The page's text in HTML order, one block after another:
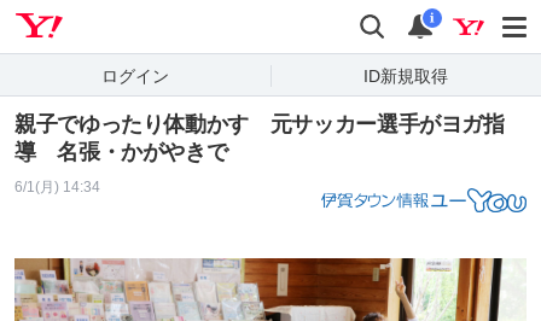
検索 通知
i
ログイン ID新規取得
親子でゆったり体動かす 元サッカー選手がヨガ指
導 名張・かがやきで
6/1(月) 14:34